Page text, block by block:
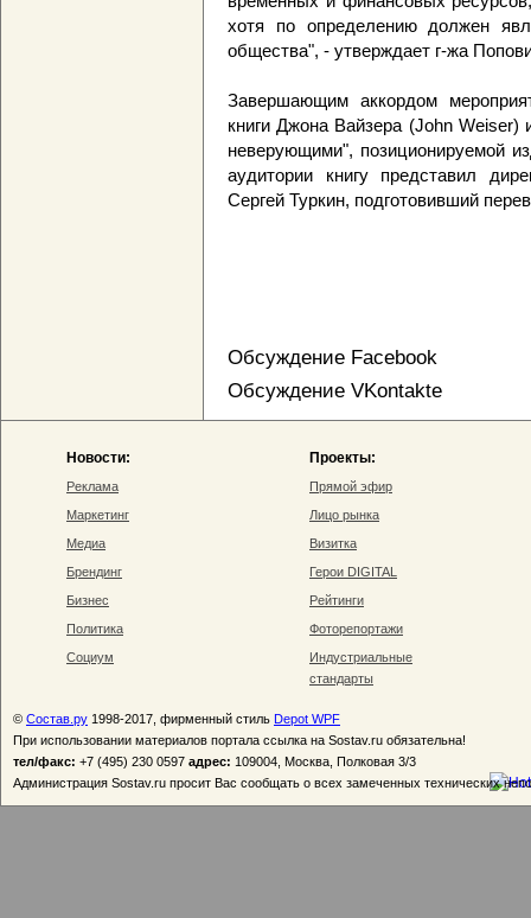
хотя по определению должен
общества", - утверждает г-жа
Завершающим аккордом
книги Джона Вайзера (John
неверующими", позиционируемой
аудитории книгу представил
Сергей Туркин, подготовивший
Обсуждение Facebook
Обсуждение VKontakte
Новости:
Реклама
Маркетинг
Медиа
Брендинг
Бизнес
Политика
Социум
Проекты:
Прямой эфир
Лицо рынка
Визитка
Герои DIGITAL
Рейтинги
Фоторепортажи
Индустриальные
стандарты
© Состав.ру 1998-2017, фирменный стиль Depot WPF
При использовании материалов портала ссылка на Sostav.ru обязательна!
тел/факс: +7 (495) 230 0597 адрес: 109004, Москва, Полковая 3/3
Администрация Sostav.ru просит Вас сообщать о всех замеченных технических